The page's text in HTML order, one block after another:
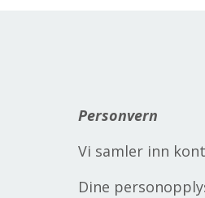
Personvern
Vi samler inn
Dine